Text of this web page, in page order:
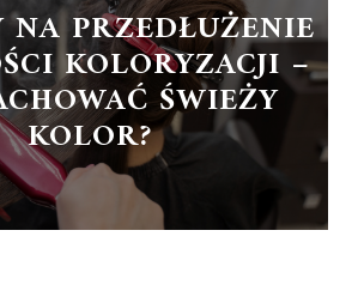
NA PRZEDŁUŻENIE
KOLORYZACJI –
ŚWIEŻY
KOLOR?